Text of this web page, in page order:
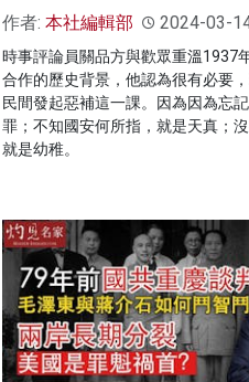
作者: 本社編輯部 2024-03-
時事評論員關品方與歡眾重溫1937
合作的歷史背景，他認為很有必要
民間發起惡補這一課。因為因為忘
罪；不知國安何所指，就是天真；沒
就是幼稚。